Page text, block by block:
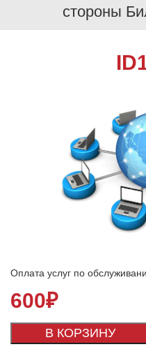
стороны
Оплата услуг по
600₽
В КОРЗИНУ